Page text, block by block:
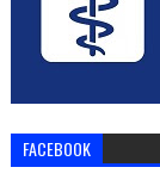
FACEBOOK